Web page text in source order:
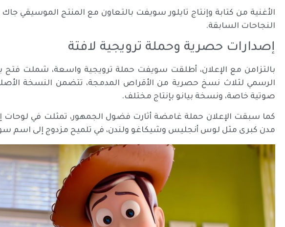
الأغنية من كتابة وإنتاج تايلور سويفت بالتعاون مع المنتج الموسيقي
النجاحات السابقة.
إصدارات حصرية وحملة ترويجية لافتة
بالتزامن مع الإعلان، أطلقت سويفت حملة ترويجية واسعة، شملت
الرسمي لثلاث نسخ حصرية من الأقراص المدمجة، تتضمن النسخة
صوتية خاصة، ونسخة بيانو بإنتاج مختلف.
كما سبقت الإعلان حملة غامضة أثارت فضول الجمهور، تمثلت في لوحات
مدن كبرى مثل لوس أنجليس وشيكاغو ولندن، في تلميح مزدوج إلى اسم